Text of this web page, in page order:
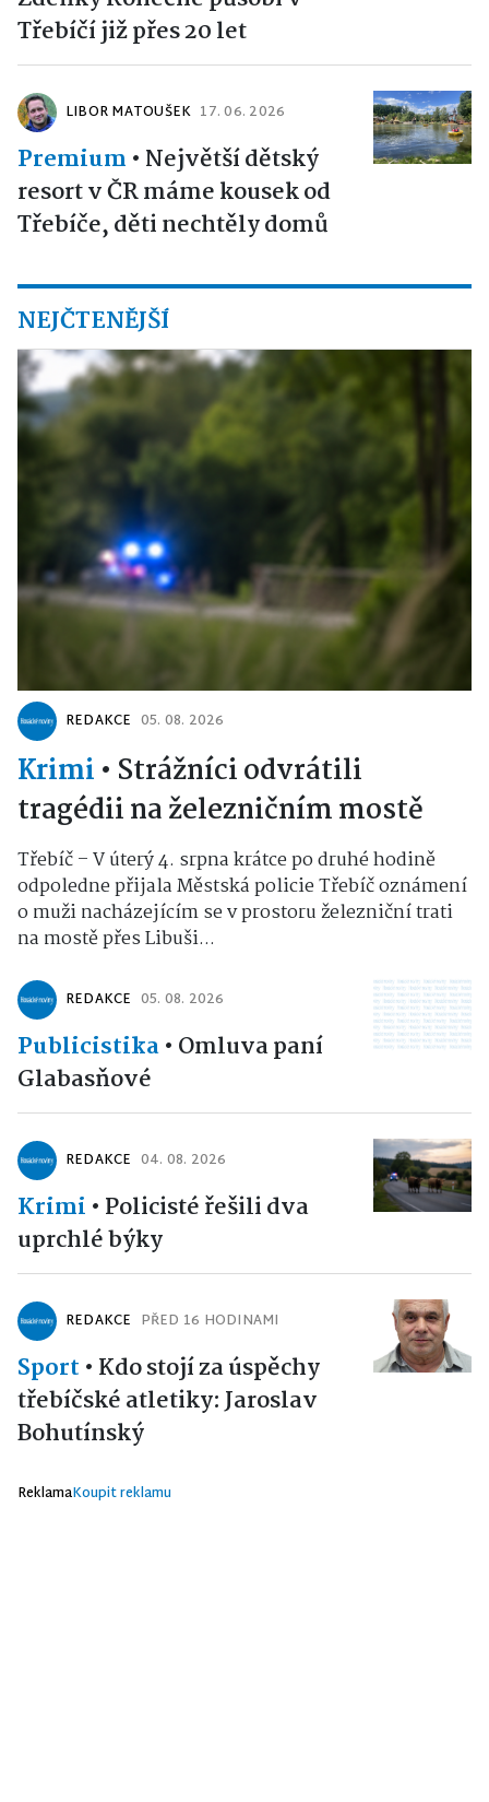
Třebíčí již přes 20 let
LIBOR MATOUŠEK 17. 06. 2026
Premium • Největší dětský
resort v ČR máme kousek od
Třebíče, děti nechtěly domů
NEJČTENĚJŠÍ
REDAKCE 05. 08. 2026
Krimi • Strážníci odvrátili
tragédii na železničním mostě
Třebíč – V úterý 4. srpna krátce po druhé hodině
odpoledne přijala Městská policie Třebíč oznámení
o muži nacházejícím se v prostoru železniční trati
na mostě přes Libuši...
REDAKCE 05. 08. 2026
Publicistika• Omluva paní
Glabasňové
REDAKCE 04. 08. 2026
Krimi • Policisté řešili dva
uprchlé býky
REDAKCE PŘED 16 HODINAMI
Sport • Kdo stojí za úspěchy
třebíčské atletiky: Jaroslav
Bohutínský
ReklamaKoupit reklamu